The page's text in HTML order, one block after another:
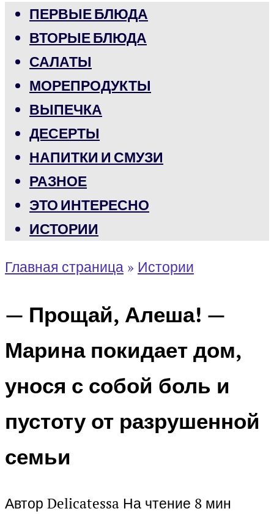
ПЕРВЫЕ БЛЮДА
ВТОРЫЕ БЛЮДА
САЛАТЫ
МОРЕПРОДУКТЫ
ВЫПЕЧКА
ДЕСЕРТЫ
НАПИТКИ И СМУЗИ
РАЗНОЕ
ЭТО ИНТЕРЕСНО
ИСТОРИИ
Главная страница » Истории
— Прощай, Алеша! —
Марина покидает дом,
унося с собой боль и
пустоту от разрушенной
семьи
Автор Delicatessa На чтение 8 мин